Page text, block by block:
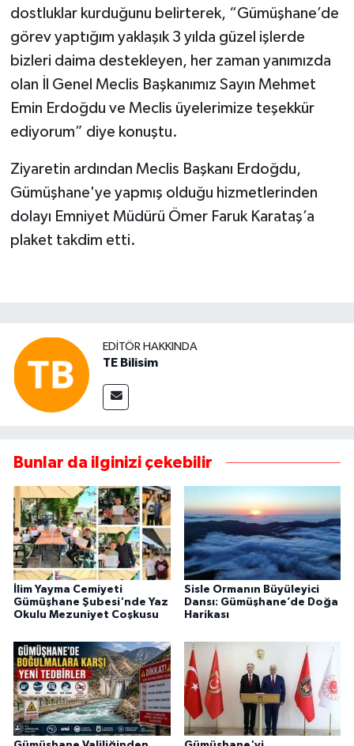
dostluklar kurduğunu belirterek, “Gümüşhane’de
görev yaptığım yaklaşık 3 yılda güzel işlerde
bizleri daima destekleyen, her zaman yanımızda
olan İl Genel Meclis Başkanımız Sayın Mehmet
Emin Erdoğdu ve Meclis üyelerimize teşekkür
ediyorum” diye konuştu.
Ziyaretin ardından Meclis Başkanı Erdoğdu,
Gümüşhane'ye yapmış olduğu hizmetlerinden
dolayı Emniyet Müdürü Ömer Faruk Karataş’a
plaket takdim etti.
EDITÖR HAKKINDA
TE Bilisim
Bunlar da ilginizi çekebilir
İlim Yayma Cemiyeti
Gümüşhane Şubesi'nde Yaz
Okulu Mezuniyet Coşkusu
Sisle Ormanın Büyüleyici
Dansı: Gümüşhane’de Doğa
Harikası